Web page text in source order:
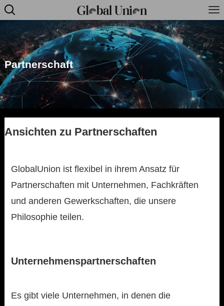
Partnerschaft
Ansichten zu Partnerschaften
GlobalUnion ist flexibel in ihrem Ansatz für
Partnerschaften mit Unternehmen, Fachkräften
und anderen Gewerkschaften, die unsere
Philosophie teilen.
Unternehmenspartnerschaften
Es gibt viele Unternehmen, in denen die